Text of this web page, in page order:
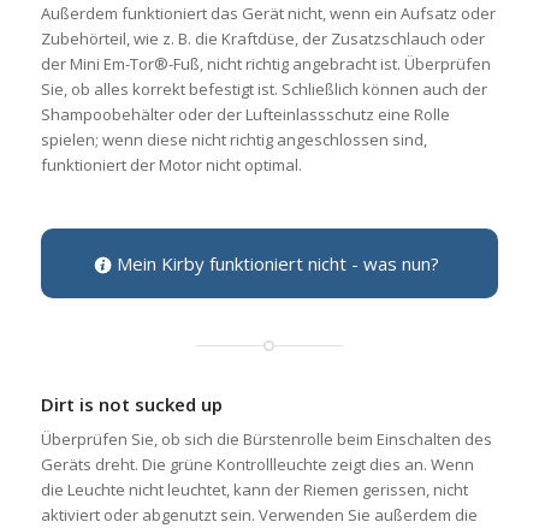
Außerdem funktioniert das Gerät nicht, wenn ein Aufsatz oder
Zubehörteil, wie z. B. die Kraftdüse, der Zusatzschlauch oder
der Mini Em-Tor®-Fuß, nicht richtig angebracht ist. Überprüfen
Sie, ob alles korrekt befestigt ist. Schließlich können auch der
Shampoobehälter oder der Lufteinlassschutz eine Rolle
spielen; wenn diese nicht richtig angeschlossen sind,
funktioniert der Motor nicht optimal.
Mein Kirby funktioniert nicht - was nun?
Dirt is not sucked up
Überprüfen Sie, ob sich die Bürstenrolle beim Einschalten des
Geräts dreht. Die grüne Kontrollleuchte zeigt dies an. Wenn
die Leuchte nicht leuchtet, kann der Riemen gerissen, nicht
aktiviert oder abgenutzt sein. Verwenden Sie außerdem die